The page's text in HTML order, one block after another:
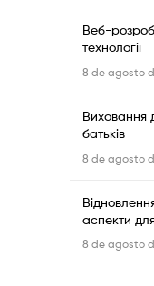
Веб-
технології
8 de agosto
Виховання
батьків
8 de agosto
аспекти
8 de agosto